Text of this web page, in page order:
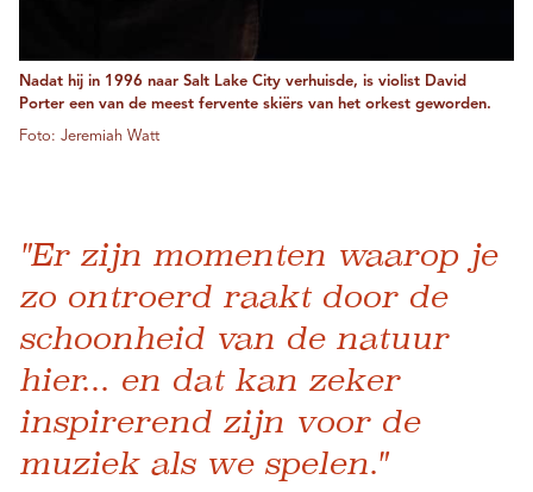
Nadat hij in 1996 naar Salt Lake City verhuisde, is violist David
Porter een van de meest fervente skiërs van het orkest geworden.
Foto: Jeremiah Watt
"Er zijn momenten waarop je
zo ontroerd raakt door de
schoonheid van de natuur
hier... en dat kan zeker
inspirerend zijn voor de
muziek als we spelen."